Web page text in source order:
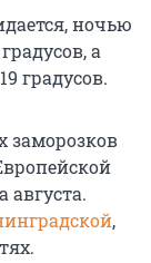
ночью
а
градусов.
заморозков
августа.
,